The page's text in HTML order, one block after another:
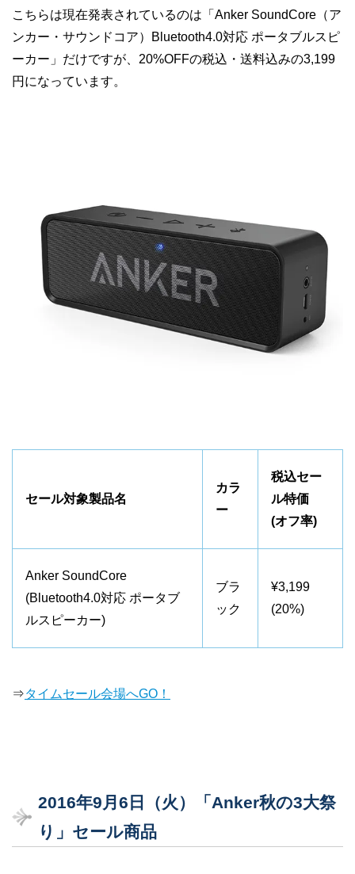
こちらは現在発表されているのは「Anker SoundCore（ア
ンカー・サウンドコア）Bluetooth4.0対応 ポータブルスピ
ーカー」だけですが、20%OFFの税込・送料込みの3,199
円になっています。
セール対象製品名
カラ
ー
税込セー
ル特価
(オフ率)
Anker SoundCore
(Bluetooth4.0対応 ポータブ
ルスピーカー)
ブラ
ック
¥3,199
(20%)
⇒タイムセール会場へGO！
2016年9月6日（火）「Anker秋の3大祭
り」セール商品